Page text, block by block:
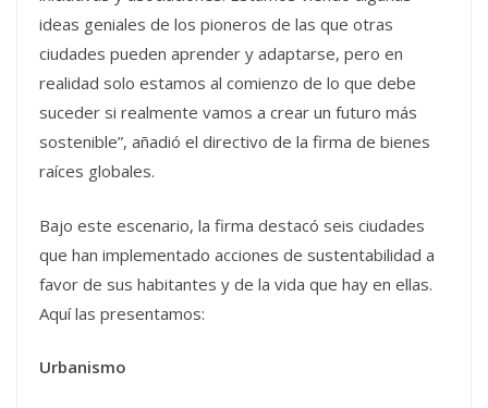
ideas geniales de los pioneros de las que otras
ciudades pueden aprender y adaptarse, pero en
realidad solo estamos al comienzo de lo que debe
suceder si realmente vamos a crear un futuro más
sostenible”, añadió el directivo de la firma de bienes
raíces globales.
Bajo este escenario, la firma destacó seis ciudades
que han implementado acciones de sustentabilidad a
favor de sus habitantes y de la vida que hay en ellas.
Aquí las presentamos:
Urbanismo